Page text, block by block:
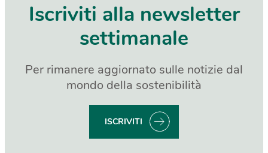
Iscriviti alla newsletter
settimanale
Per rimanere aggiornato sulle notizie dal
mondo della sostenibilità
ISCRIVITI